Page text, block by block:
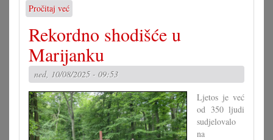
Pročitaj već
Jubilarno
stoveto
shodišće
Rekordno shodišće u
Marijanku
ned, 10/08/2025 - 09:53
Ljetos je već
od 350 ljudi
sudjelovalo
na